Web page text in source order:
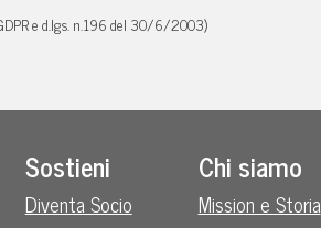
e d.lgs. n.196 del 30/6/2003)
Sostieni
Diventa Socio
Chi siamo
Mission e Storia